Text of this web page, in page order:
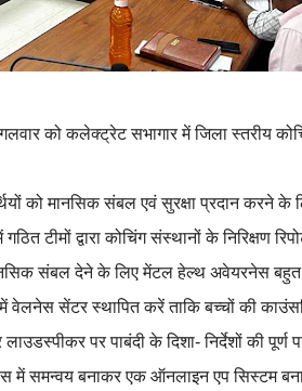
को कलेक्ट्रेट सभागार में जिला स्तरीय
को मानसिक संबल एवं सुरक्षा प्रदान करने के
टीमों द्वारा कोचिंग संस्थानों के निरिक्षण
संबल देने के लिए मेंटल हेल्थ अवेयरनेस बहुत
वेलनेस सेंटर स्थापित करें ताकि बच्चों की
पर पाबंदी के दिशा- निर्देशों की पूर्ण
में समन्वय बनाकर एक ऑनलाइन एप सिस्टम